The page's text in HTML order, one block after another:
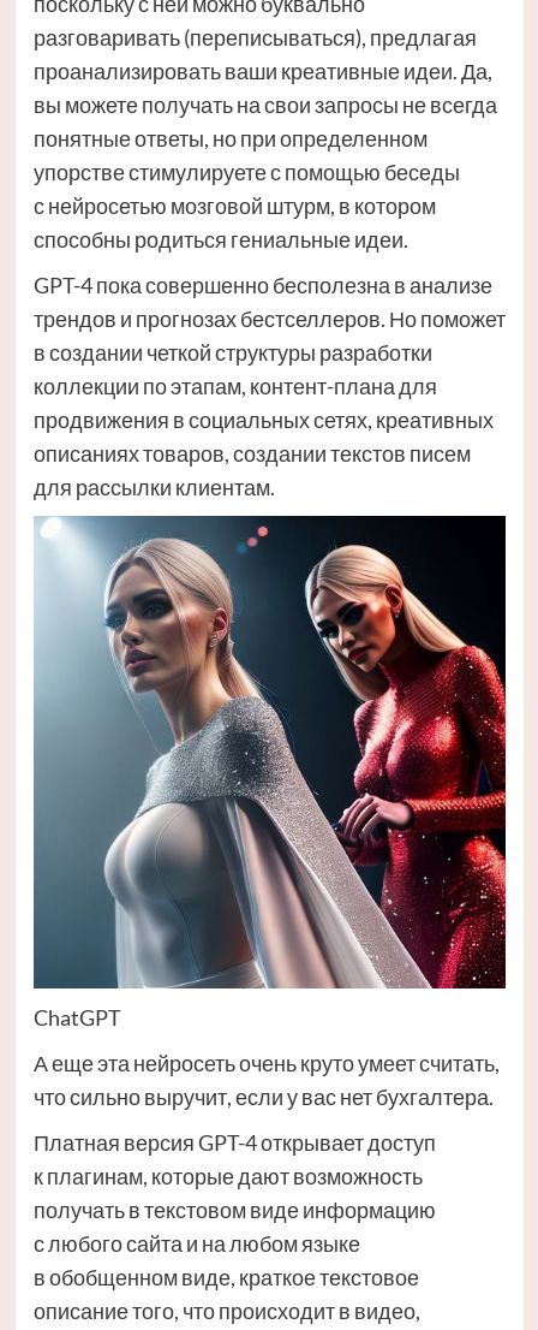
разговаривать (переписываться), предлагая
проанализировать ваши креативные идеи. Да,
вы можете получать на свои запросы не всегда
понятные ответы, но при определенном
упорстве стимулируете с помощью беседы
с нейросетью мозговой штурм, в котором
способны родиться гениальные идеи.
GPT-4 пока совершенно бесполезна в анализе
трендов и прогнозах бестселлеров. Но поможет
в создании четкой структуры разработки
коллекции по этапам, контент-плана для
продвижения в социальных сетях, креативных
описаниях товаров, создании текстов писем
для рассылки клиентам.
ChatGPT
А еще эта нейросеть очень круто умеет считать,
что сильно выручит, если у вас нет бухгалтера.
Платная версия GPT-4 открывает доступ
к плагинам, которые дают возможность
получать в текстовом виде информацию
с любого сайта и на любом языке
в обобщенном виде, краткое текстовое
описание того, что происходит в видео,